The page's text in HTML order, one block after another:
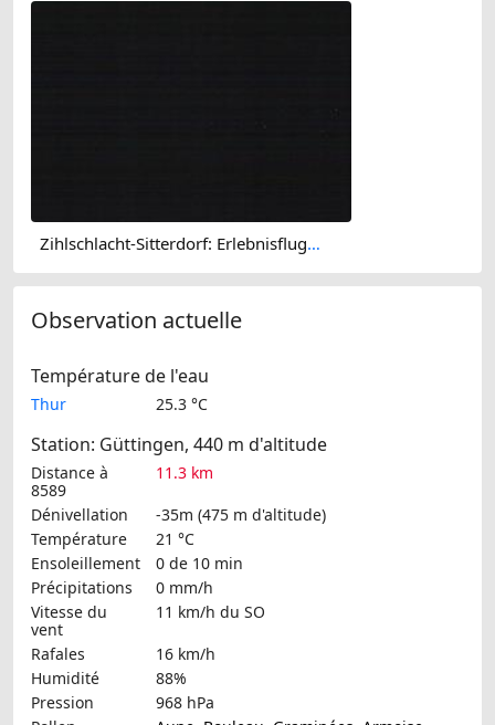
Zihlschlacht-Sitterdorf: Erlebnisflugplatz Sitterdorf
Observation actuelle
Température de l'eau
Thur 25.3 °C
Station: Güttingen, 440 m d'altitude
Distance à
8589
11.3 km
Dénivellation
-35m (475 m d'altitude)
Température
21 °C
Ensoleillement
0 de 10 min
Précipitations
0 mm/h
Vitesse du
vent
11 km/h du SO
Rafales
16 km/h
Humidité
88%
Pression
968 hPa